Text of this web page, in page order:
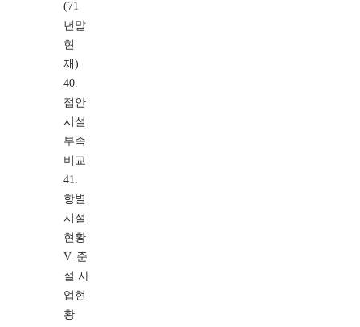
(71
년말
현
재)
40.
접안
시설
부족
비교
41.
항별
시설
현황
V. 준
설 사
업현
황